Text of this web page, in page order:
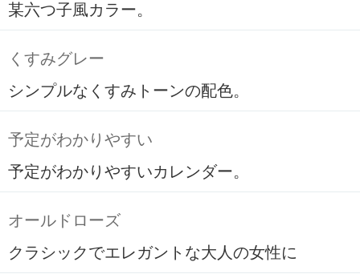
某六つ子風カラー。
くすみグレー
シンプルなくすみトーンの配色。
予定がわかりやすい
予定がわかりやすいカレンダー。
オールドローズ
クラシックでエレガントな大人の女性に